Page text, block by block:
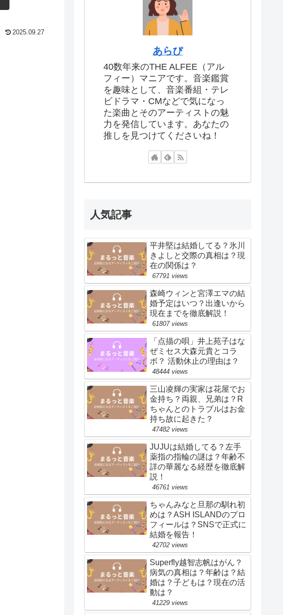
2025.09.27
あらぴ
40数年来のTHE ALFEE（アル
フィー）マニアです。音楽鑑賞
を趣味として、音楽番組・テレ
ビドラマ・CMなどで気になっ
た楽曲とそのアーティストの魅
力を発信しています。あなたの
推しを見つけてくださいね！
人気記事
平井堅は結婚してる？氷川
きよしと交際の真相は？現
在の関係は？
67791 views
森崎ウィンと宮澤エマの結
婚予定はいつ？出逢いから
現在までを徹底解説！
61807 views
「点描の唄」井上苑子はな
ぜミセス大森元貴とコラ
ボ？ 活動休止の理由は？
48444 views
三山凌輝の実家は花屋でお
金持ち？両親、兄弟は？R
ちゃんとのトラブルはお金
持ち故に起きた？
47482 views
JUJUは結婚してる？左手
薬指の指輪の謎は？年齢不
詳の華麗なる経歴を徹底解
説！
46761 views
ちゃんみなと旦那の馴れ初
めは？ASH ISLANDのプロ
フィールは？SNSで正式に
結婚を報告！
42702 views
Superfly越智志帆はがん？
病気の真相は？年齢は？結
婚は？子どもは？現在の活
動は？
41229 views